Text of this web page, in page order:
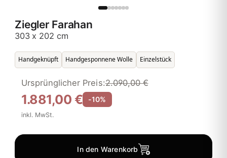
Ziegler Farahan
303 x 202 cm
Handgeknüpft Handgesponnene Wolle Einzelstück
1.881,00 €
Ursprünglicher Preis:2.090,00 €
-10%
inkl. MwSt.
In den Warenkorb